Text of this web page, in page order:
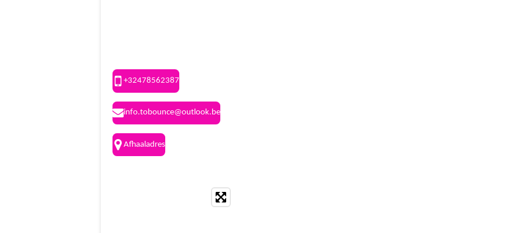
+32478562387
info.tobounce@outlook.be
Afhaaladres